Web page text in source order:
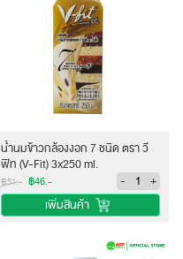
น้ำนมข้าวกล้องงอก 7 ชนิด ตรา วี
ฟิท (V-Fit) 3x250 ml.
฿51.- ฿46.- -
+
เพิ่มสินค้า